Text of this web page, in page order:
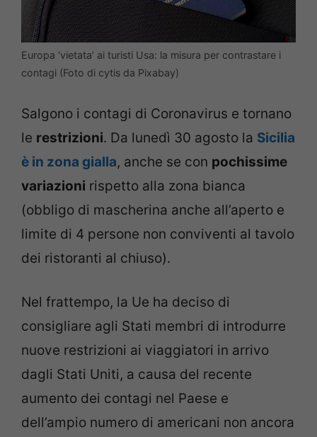
Europa ‘vietata’ ai turisti Usa: la misura per contrastare i
contagi (Foto di cytis da Pixabay)
Salgono i contagi di Coronavirus e tornano
le restrizioni. Da lunedì 30 agosto la Sicilia
è in zona gialla, anche se con pochissime
variazioni rispetto alla zona bianca
(obbligo di mascherina anche all’aperto e
limite di 4 persone non conviventi al tavolo
dei ristoranti al chiuso).
Nel frattempo, la Ue ha deciso di
consigliare agli Stati membri di introdurre
nuove restrizioni ai viaggiatori in arrivo
dagli Stati Uniti, a causa del recente
aumento dei contagi nel Paese e
dell’ampio numero di americani non ancora